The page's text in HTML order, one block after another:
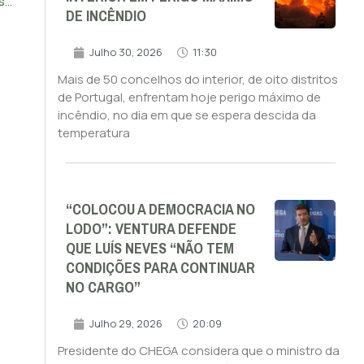
DE INCÊNDIO
Julho 30, 2026 11:30
Mais de 50 concelhos do interior, de oito distritos
de Portugal, enfrentam hoje perigo máximo de
incêndio, no dia em que se espera descida da
temperatura
“COLOCOU A DEMOCRACIA NO
LODO”: VENTURA DEFENDE
QUE LUÍS NEVES “NÃO TEM
CONDIÇÕES PARA CONTINUAR
NO CARGO”
Julho 29, 2026 20:09
Presidente do CHEGA considera que o ministro da